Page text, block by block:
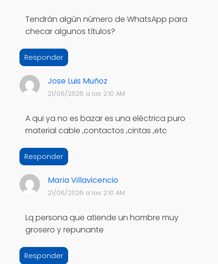
Tendrán algún número de WhatsApp para
checar algunos títulos?
Responder
Jose Luis Muñoz
21/06/2026 a las 2:10 AM
A qui ya no es bazar es una eléctrica puro
material cable ,contactos ,cintas ,etc
Responder
Maria Villavicencio
21/06/2026 a las 2:10 AM
Lq persona que atiende un hombre muy
grosero y repunante
Responder